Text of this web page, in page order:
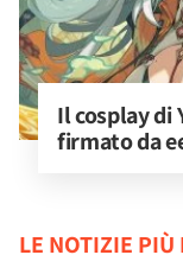
Il cosplay di
firmato da
LE NOTIZIE PIÙ